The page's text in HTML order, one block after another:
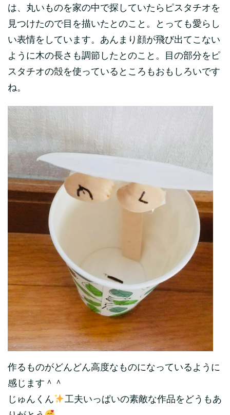
は、丸いものを家の中で探していたらピスタチオを
見つけたので目を描いたとのこと。とっても愛らし
い表情をしています。あんまり顔が飛び出てこない
ように木の長さも調節したとのこと。目の部分をピ
スタチオの殻を使っているところもおもしろいです
ね。
作るものがどんどん高度なものになっているように
感じます＾＾
じゅんくん
工夫いっぱいの素敵な作品をどうもあ